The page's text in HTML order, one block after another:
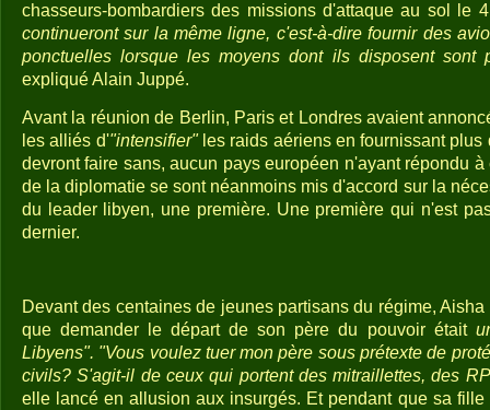
chasseurs-bombardiers des missions d'attaque au sol le
continueront sur la même ligne, c'est-à-dire fournir des
ponctuelles lorsque les moyens dont ils disposent sont
expliqué Alain Juppé.
Avant la réunion de Berlin, Paris et Londres avaient
les alliés d'"intensifier"les raids aériens en fournissant plus
devront faire sans, aucun pays européen n'ayant répondu
de la diplomatie se sont néanmoins mis d'accord sur la
du leader libyen, une première. Une première qui n'est
dernier.
Devant des centaines de jeunes partisans du régime,
que demander le départ de son père du pouvoir était
Libyens". "Vous voulez tuer mon père sous prétexte de
civils? S'agit-il de ceux qui portent des mitraillettes, des
elle lancé en allusion aux insurgés. Et pendant que sa